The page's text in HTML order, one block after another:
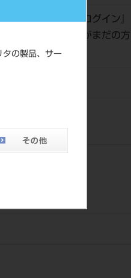
タの製品、サー
価格の確認は『ログイン
ネット会員登録がまだの方
い。